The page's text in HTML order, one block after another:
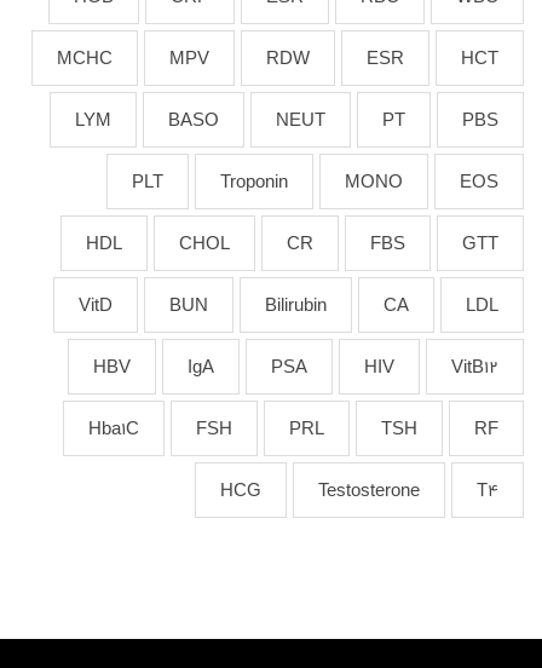
HCT
ESR
RDW
MPV
MCHC
PBS
PT
NEUT
BASO
LYM
EOS
MONO
Troponin
PLT
GTT
FBS
CR
CHOL
HDL
LDL
CA
Bilirubin
BUN
VitD
VitB12
HIV
PSA
IgA
HBV
RF
TSH
PRL
FSH
Hba1C
T4
Testosterone
HCG